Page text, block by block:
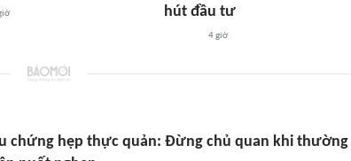
hút đầu tư
4 giờ
chứng hẹp thực quản: Đừng chủ quan khi thường